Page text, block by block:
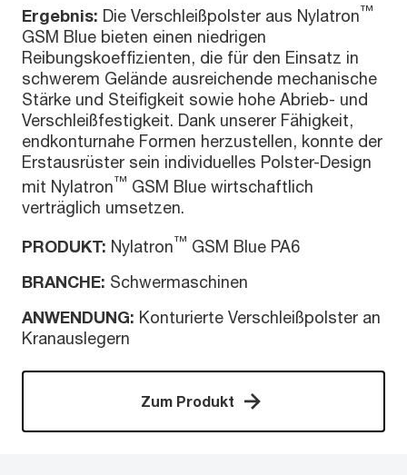
Ergebnis: Die Verschleißpolster aus Nylatron™
GSM Blue bieten einen niedrigen
Reibungskoeffizienten, die für den Einsatz in
schwerem Gelände ausreichende mechanische
Stärke und Steifigkeit sowie hohe Abrieb- und
Verschleißfestigkeit. Dank unserer Fähigkeit,
endkonturnahe Formen herzustellen, konnte der
Erstausrüster sein individuelles Polster-Design
mit Nylatron™ GSM Blue wirtschaftlich
verträglich umsetzen.
PRODUKT: Nylatron™ GSM Blue PA6
BRANCHE: Schwermaschinen
ANWENDUNG: Konturierte Verschleißpolster an
Kranauslegern
Zum Produkt